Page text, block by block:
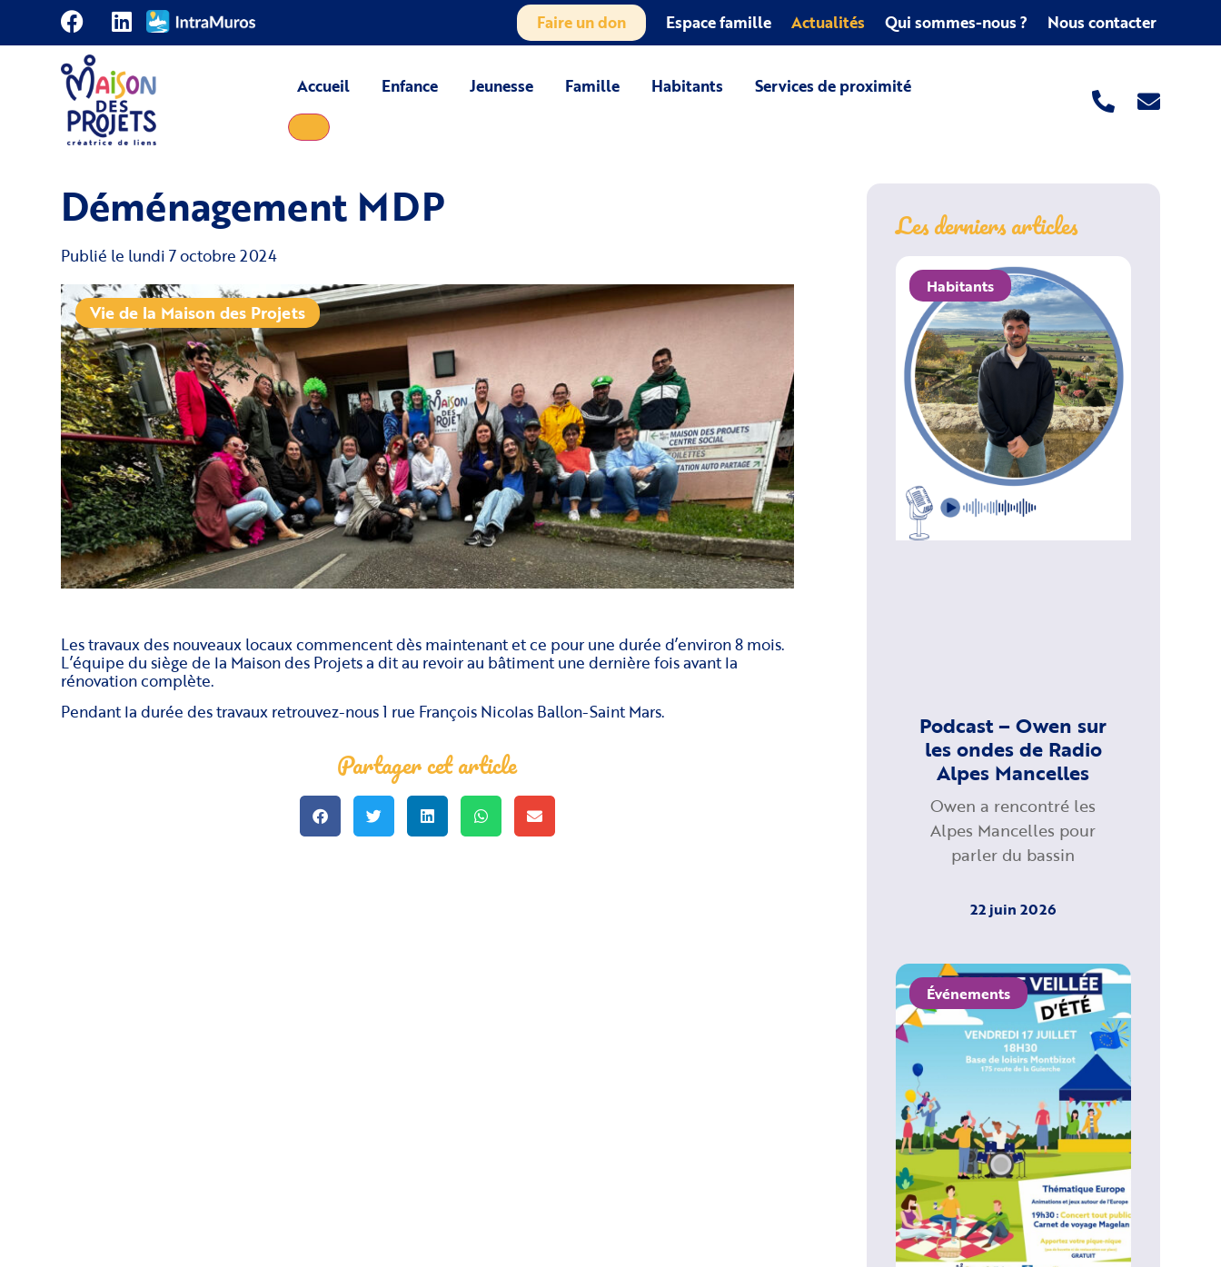
Faire un don Espace famille Actualités Qui sommes-nous ? Nous contacter
Accueil Enfance Jeunesse Famille Habitants Services de proximité
Déménagement MDP
Publié le lundi 7 octobre 2024
Vie de la Maison des Projets
Les travaux des nouveaux locaux commencent dès maintenant et ce pour une durée d’environ 8 mois.
L’équipe du siège de la Maison des Projets a dit au revoir au bâtiment une dernière fois avant la
rénovation complète.
Pendant la durée des travaux retrouvez-nous 1 rue François Nicolas Ballon-Saint Mars.
Partager cet article
Les derniers articles
Habitants
Podcast – Owen sur
les ondes de Radio
Alpes Mancelles
Owen a rencontré les
Alpes Mancelles pour
parler du bassin
22 juin 2026
Événements